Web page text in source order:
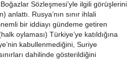
Sözleşmesi’yle ilgili görüşlerini
anlattı. Rusya’nın sınır ihlali
bir iddiayı gündeme getiren
oylaması) Türkiye’ye katıldığına
kabullenmediğini, Suriye
dahilinde gösterildiğini